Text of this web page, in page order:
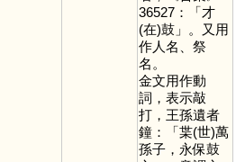
36527：「才
(在)鼓」。又用
作人名、祭
名。
金文用作動
詞，表示敲
打，王孫遺者
鐘：「枼(世)萬
孫子，永保鼓